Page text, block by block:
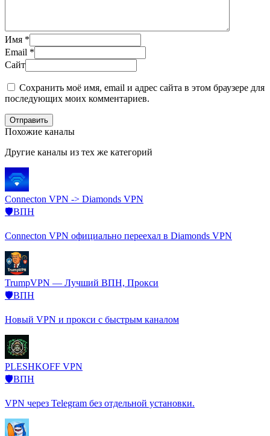
Имя *
Email *
Сайт
Сохранить моё имя, email и адрес сайта в этом браузере для
последующих моих комментариев.
Отправить
Похожие каналы
Другие каналы из тех же категорий
Connecton VPN -> Diamonds VPN
🛡️ВПН
Connecton VPN официально переехал в Diamonds VPN
TrumpVPN — Лучший ВПН, Прокси
🛡️ВПН
Новый VPN и прокси с быстрым каналом
PLESHKOFF VPN
🛡️ВПН
VPN через Telegram без отдельной установки.